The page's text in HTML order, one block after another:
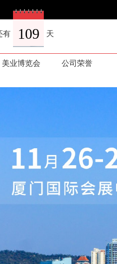
美业博览会 公司荣誉